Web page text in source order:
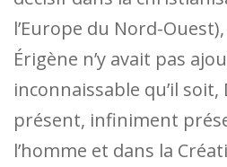
l’Europe du Nord-Ouest),
Érigène n’y avait pas
inconnaissable qu’il soit,
présent, infiniment
l’homme et dans la